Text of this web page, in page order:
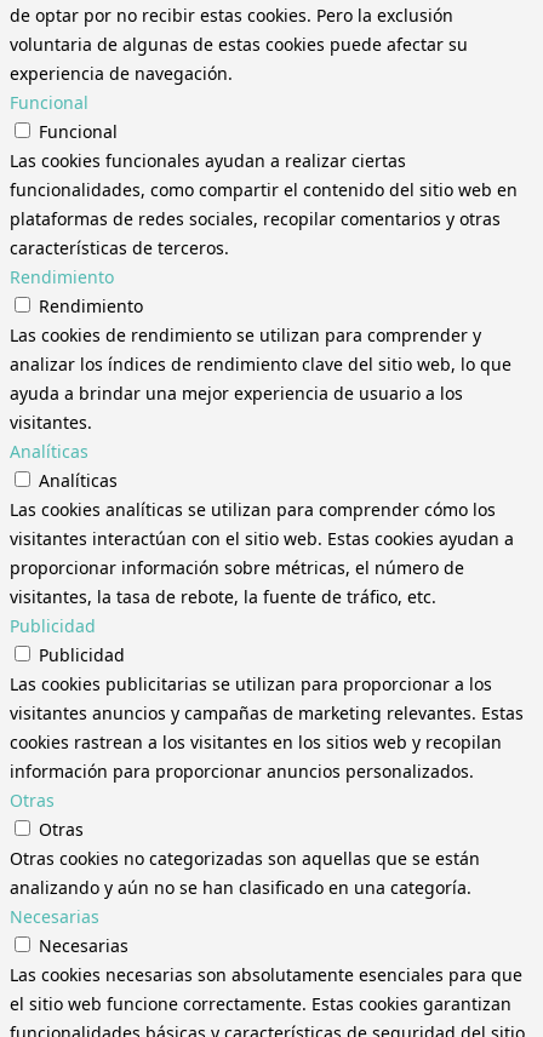
de optar por no recibir estas cookies. Pero la exclusión
voluntaria de algunas de estas cookies puede afectar su
experiencia de navegación.
Funcional
Funcional
Las cookies funcionales ayudan a realizar ciertas
funcionalidades, como compartir el contenido del sitio web en
plataformas de redes sociales, recopilar comentarios y otras
características de terceros.
Rendimiento
Rendimiento
Las cookies de rendimiento se utilizan para comprender y
analizar los índices de rendimiento clave del sitio web, lo que
ayuda a brindar una mejor experiencia de usuario a los
visitantes.
Analíticas
Analíticas
Las cookies analíticas se utilizan para comprender cómo los
visitantes interactúan con el sitio web. Estas cookies ayudan a
proporcionar información sobre métricas, el número de
visitantes, la tasa de rebote, la fuente de tráfico, etc.
Publicidad
Publicidad
Las cookies publicitarias se utilizan para proporcionar a los
visitantes anuncios y campañas de marketing relevantes. Estas
cookies rastrean a los visitantes en los sitios web y recopilan
información para proporcionar anuncios personalizados.
Otras
Otras
Otras cookies no categorizadas son aquellas que se están
analizando y aún no se han clasificado en una categoría.
Necesarias
Necesarias
Las cookies necesarias son absolutamente esenciales para que
el sitio web funcione correctamente. Estas cookies garantizan